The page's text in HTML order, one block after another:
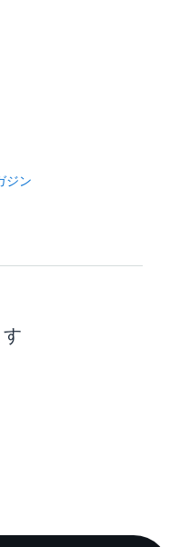
ジン